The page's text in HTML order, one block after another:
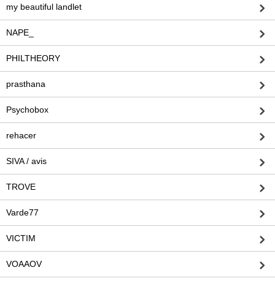
my beautiful landlet
NAPE_
PHILTHEORY
prasthana
Psychobox
rehacer
SIVA / avis
TROVE
Varde77
VICTIM
VOAAOV